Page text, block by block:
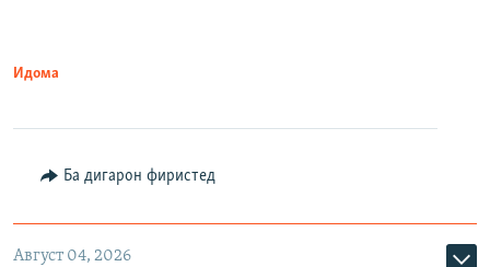
Идома
Ба дигарон фиристед
Август 04, 2026